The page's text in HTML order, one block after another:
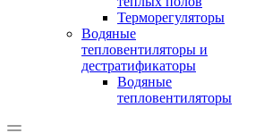
Терморегуляторы
Водяные
тепловентиляторы и
дестратификаторы
Водяные
тепловентиляторы